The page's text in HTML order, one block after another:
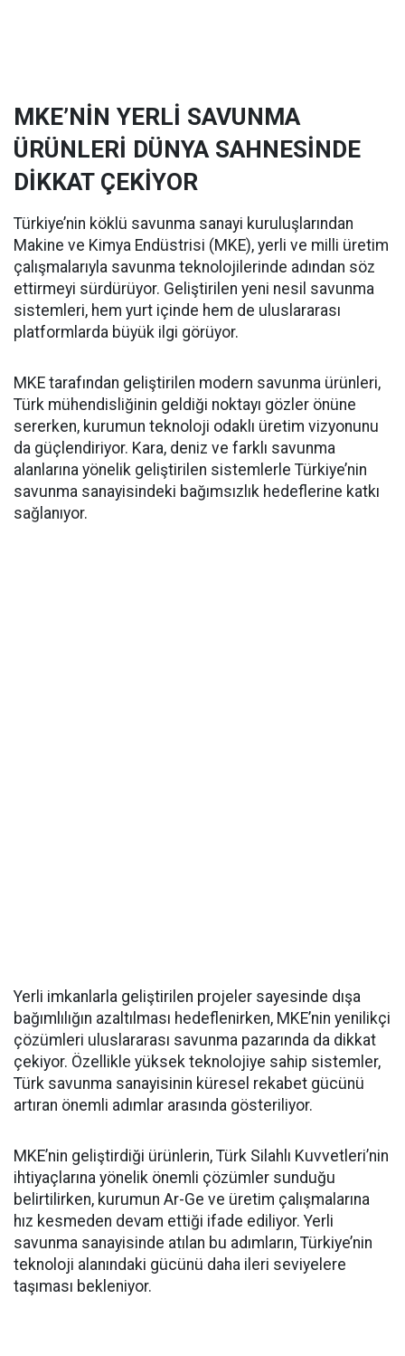
MKE’NİN YERLİ SAVUNMA
ÜRÜNLERİ DÜNYA SAHNESİNDE
DİKKAT ÇEKİYOR
Türkiye’nin köklü savunma sanayi kuruluşlarından
Makine ve Kimya Endüstrisi (MKE), yerli ve milli üretim
çalışmalarıyla savunma teknolojilerinde adından söz
ettirmeyi sürdürüyor. Geliştirilen yeni nesil savunma
sistemleri, hem yurt içinde hem de uluslararası
platformlarda büyük ilgi görüyor.
MKE tarafından geliştirilen modern savunma ürünleri,
Türk mühendisliğinin geldiği noktayı gözler önüne
sererken, kurumun teknoloji odaklı üretim vizyonunu
da güçlendiriyor. Kara, deniz ve farklı savunma
alanlarına yönelik geliştirilen sistemlerle Türkiye’nin
savunma sanayisindeki bağımsızlık hedeflerine katkı
sağlanıyor.
Yerli imkanlarla geliştirilen projeler sayesinde dışa
bağımlılığın azaltılması hedeflenirken, MKE’nin yenilikçi
çözümleri uluslararası savunma pazarında da dikkat
çekiyor. Özellikle yüksek teknolojiye sahip sistemler,
Türk savunma sanayisinin küresel rekabet gücünü
artıran önemli adımlar arasında gösteriliyor.
MKE’nin geliştirdiği ürünlerin, Türk Silahlı Kuvvetleri’nin
ihtiyaçlarına yönelik önemli çözümler sunduğu
belirtilirken, kurumun Ar-Ge ve üretim çalışmalarına
hız kesmeden devam ettiği ifade ediliyor. Yerli
savunma sanayisinde atılan bu adımların, Türkiye’nin
teknoloji alanındaki gücünü daha ileri seviyelere
taşıması bekleniyor.